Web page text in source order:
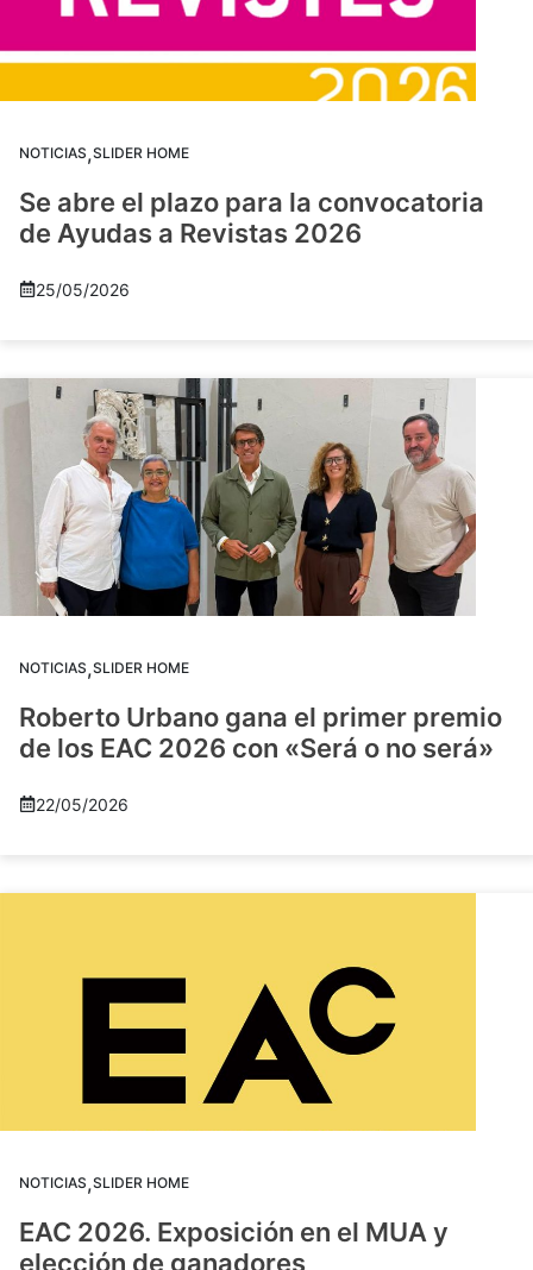
NOTICIAS,SLIDER HOME
Se abre el plazo para la convocatoria
de Ayudas a Revistas 2026
25/05/2026
NOTICIAS,SLIDER HOME
Roberto Urbano gana el primer premio
de los EAC 2026 con «Será o no será»
22/05/2026
NOTICIAS,SLIDER HOME
EAC 2026. Exposición en el MUA y
elección de ganadores